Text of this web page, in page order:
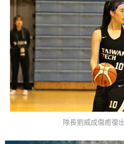
隊長劉威成傷癒復